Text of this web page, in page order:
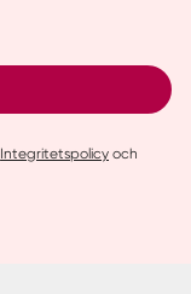
Integritetspolicy och